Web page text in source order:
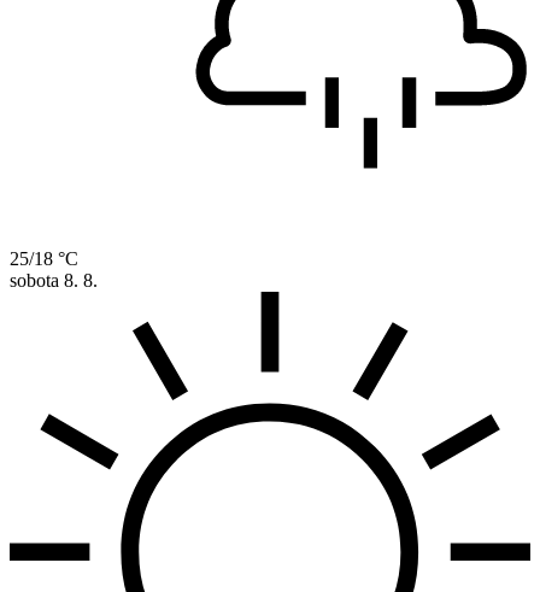
25/18 °C
sobota 8. 8.